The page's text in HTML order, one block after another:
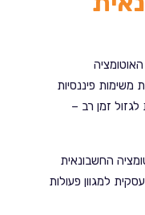
משימות פיננסיות
לגזול זמן רב –
החשבונאית
למגוון פעולות